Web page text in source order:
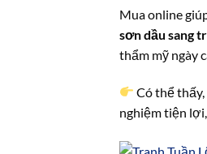
Mua online
sơn dầu sang
thẩm mỹ ngày
Có thể thấy,
nghiệm tiện